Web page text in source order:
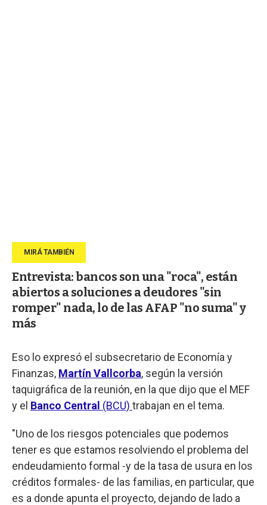
Entrevista: bancos son una "roca", están
abiertos a soluciones a deudores "sin
romper" nada, lo de las AFAP "no suma" y
más
Eso lo expresó el subsecretario de Economía y
Finanzas, Martín Vallcorba, según la versión
taquigráfica de la reunión, en la que dijo que el MEF
y el Banco Central (BCU) trabajan en el tema.
"Uno de los riesgos potenciales que podemos
tener es que estamos resolviendo el problema del
endeudamiento formal -y de la tasa de usura en los
créditos formales- de las familias, en particular, que
es a donde apunta el proyecto, dejando de lado a